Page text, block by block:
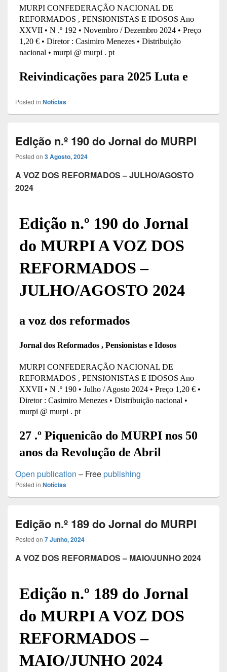
Posted in Notícias
Edição n.º 190 do Jornal do MURPI
Posted on 3 Agosto, 2024
A VOZ DOS REFORMADOS – JULHO/AGOSTO
2024
Open publication – Freepublishing
Posted in Notícias
Edição n.º 189 do Jornal do MURPI
Posted on 7 Junho, 2024
A VOZ DOS REFORMADOS – MAIO/JUNHO 2024